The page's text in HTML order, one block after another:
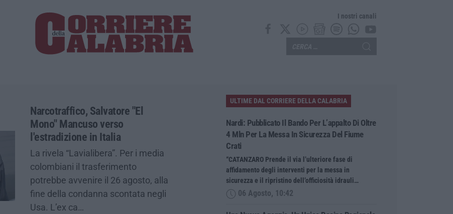
I nostri canali
Narcotraffico, Salvatore "El
Mono" Mancuso verso
l'estradizione in Italia
La rivela “Lavialibera”. Per i media
colombiani il trasferimento
potrebbe avvenire il 26 agosto, alla
fine della condanna scontata negli
Usa. L’ex ca…
ULTIME DAL CORRIERE DELLA CALABRIA
Nardi: Pubblicato Il Bando Per L’appalto Di Oltre
4 Mln Per La Messa In Sicurezza Del Fiume
Crati
“CATANZARO Prende il via l’ulteriore fase di
affidamento degli interventi per la messa in
sicurezza e il ripristino dell’officiosità idrauli…
06 Agosto, 10:42